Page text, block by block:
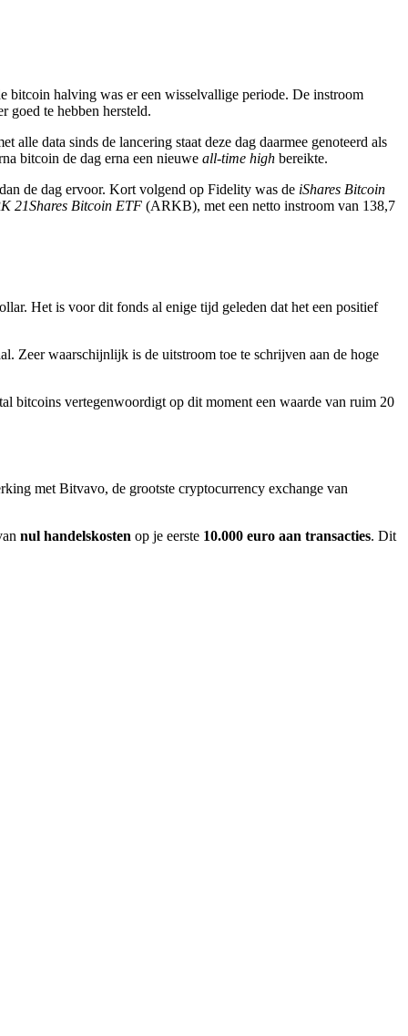
bitcoin halving was er een wisselvallige periode. De instroom
goed te hebben hersteld.
data sinds de lancering staat deze dag daarmee genoteerd als
bitcoin de dag erna een nieuwe all-time high bereikte.
de dag ervoor. Kort volgend op Fidelity was de iShares Bitcoin
21Shares Bitcoin ETF (ARKB), met een netto instroom van 138,7
Het is voor dit fonds al enige tijd geleden dat het een positief
Zeer waarschijnlijk is de uitstroom toe te schrijven aan de hoge
bitcoins vertegenwoordigt op dit moment een waarde van ruim 20
met Bitvavo, de grootste cryptocurrency exchange van
nul handelskosten op je eerste 10.000 euro aan transacties. Dit